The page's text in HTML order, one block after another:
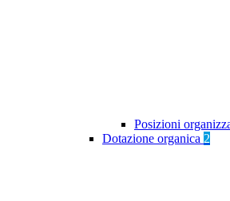
Posizioni
Dotazione organica 2